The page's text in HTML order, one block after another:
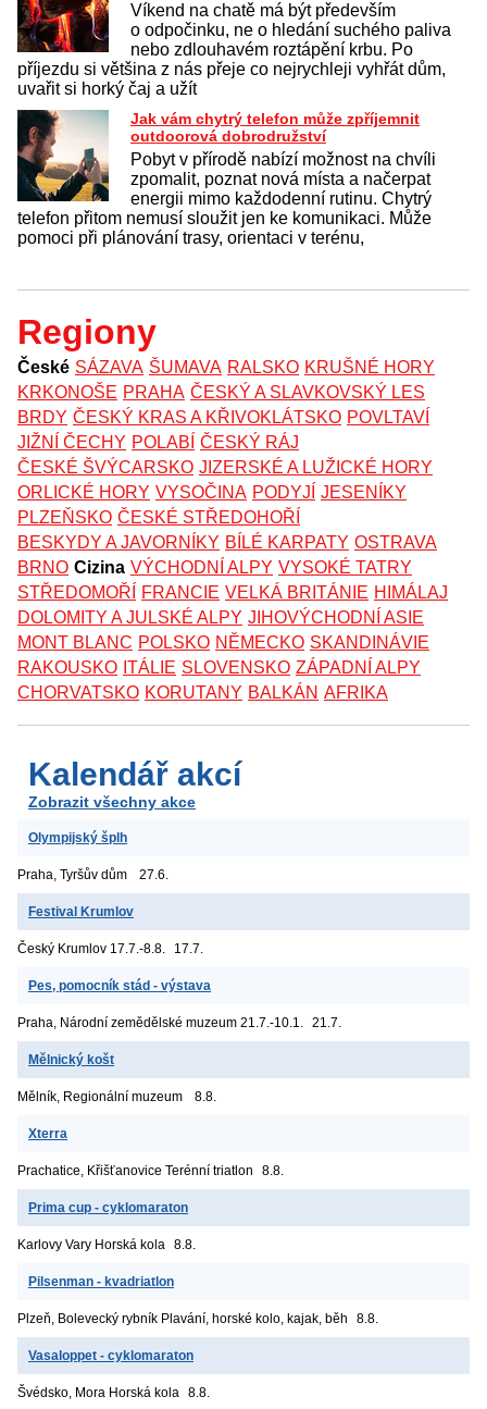
Víkend na chatě má být především
o odpočinku, ne o hledání suchého paliva
nebo zdlouhavém roztápění krbu. Po
příjezdu si většina z nás přeje co nejrychleji vyhřát dům,
uvařit si horký čaj a užít
Jak vám chytrý telefon může zpříjemnit
outdoorová dobrodružství
Pobyt v přírodě nabízí možnost na chvíli
zpomalit, poznat nová místa a načerpat
energii mimo každodenní rutinu. Chytrý
telefon přitom nemusí sloužit jen ke komunikaci. Může
pomoci při plánování trasy, orientaci v terénu,
Regiony
České SÁZAVA ŠUMAVA RALSKO KRUŠNÉ HORY
KRKONOŠE PRAHA ČESKÝ A SLAVKOVSKÝ LES
BRDY ČESKÝ KRAS A KŘIVOKLÁTSKO POVLTAVÍ
JIŽNÍ ČECHY POLABÍ ČESKÝ RÁJ
ČESKÉ ŠVÝCARSKO JIZERSKÉ A LUŽICKÉ HORY
ORLICKÉ HORY VYSOČINA PODYJÍ JESENÍKY
PLZEŇSKO ČESKÉ STŘEDOHOŘÍ
BESKYDY A JAVORNÍKY BÍLÉ KARPATY OSTRAVA
BRNO Cizina VÝCHODNÍ ALPY VYSOKÉ TATRY
STŘEDOMOŘÍ
FRANCIE VELKÁ BRITÁNIE HIMÁLAJ
DOLOMITY A JULSKÉ ALPY JIHOVÝCHODNÍ ASIE
MONT BLANC POLSKO NĚMECKO SKANDINÁVIE
RAKOUSKO ITÁLIE SLOVENSKO ZÁPADNÍ ALPY
CHORVATSKO KORUTANY BALKÁN AFRIKA
Kalendář akcí
Zobrazit všechny akce
Olympijský šplh
Praha, Tyršův dům 27.6.
Festival Krumlov
Český Krumlov 17.7.-8.8. 17.7.
Pes, pomocník stád - výstava
Praha, Národní zemědělské muzeum 21.7.-10.1. 21.7.
Mělnický košt
Mělník, Regionální muzeum 8.8.
Xterra
Prachatice, Křišťanovice Terénní triatlon 8.8.
Prima cup - cyklomaraton
Karlovy Vary Horská kola 8.8.
Pilsenman - kvadriatlon
Plzeň, Bolevecký rybník Plavání, horské kolo, kajak, běh 8.8.
Vasaloppet - cyklomaraton
Švédsko, Mora Horská kola 8.8.